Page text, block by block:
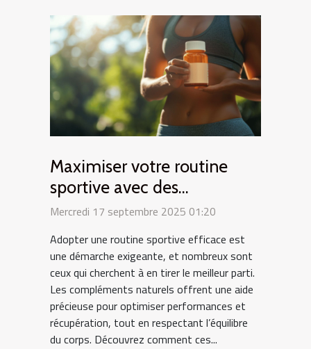
Maximiser votre routine
sportive avec des
compléments naturels
Mercredi 17 septembre 2025 01:20
Adopter une routine sportive efficace est
une démarche exigeante, et nombreux sont
ceux qui cherchent à en tirer le meilleur parti.
Les compléments naturels offrent une aide
précieuse pour optimiser performances et
récupération, tout en respectant l’équilibre
du corps. Découvrez comment ces...